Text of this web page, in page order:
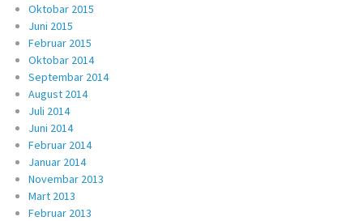
Oktobar 2015
Juni 2015
Februar 2015
Oktobar 2014
Septembar 2014
August 2014
Juli 2014
Juni 2014
Februar 2014
Januar 2014
Novembar 2013
Mart 2013
Februar 2013